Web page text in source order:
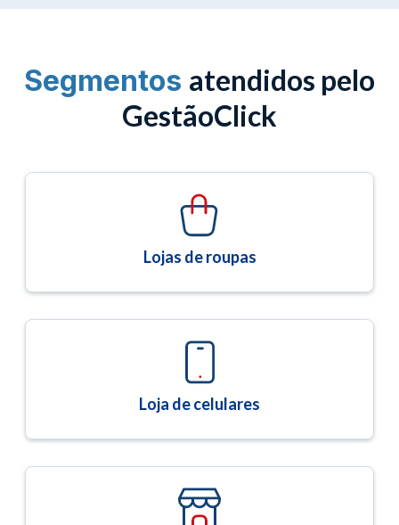
Segmentos atendidos pelo
GestãoClick
Lojas de roupas
Loja de celulares